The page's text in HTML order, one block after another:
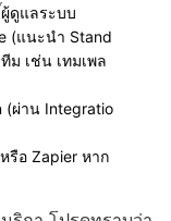
ดูแลระบบ
(แนะนำ Stand
ม เช่น เทมเพล
(ผ่าน Integratio
รือ Zapier หาก